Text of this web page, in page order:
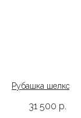
Рубашка
31 500 р.